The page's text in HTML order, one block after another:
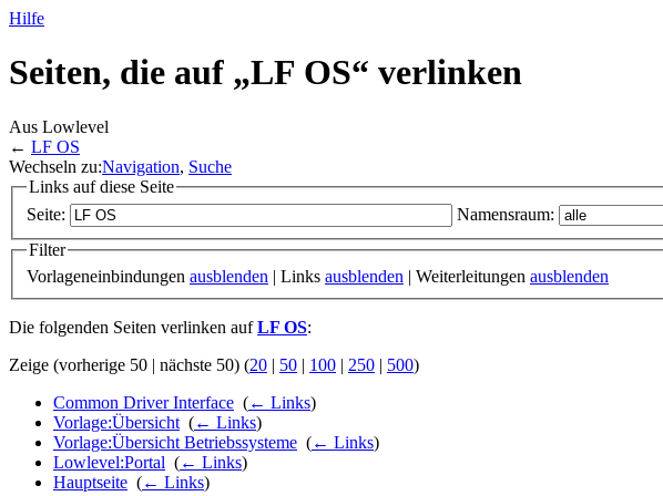
Hilfe
Seiten, die auf „LF OS“ verlinken
Aus Lowlevel
← LF OS
Wechseln zu:Navigation, Suche
Links auf diese Seite
Seite:
Namensraum:
Filter
Vorlageneinbindungen ausblenden | Links ausblenden | Weiterleitungen ausblenden
Die folgenden Seiten verlinken aufLF OS:
Zeige (vorherige 50 | nächste 50) (20 | 50 | 100 | 250 | 500)
Common Driver Interface (← Links)
Vorlage:Übersicht (← Links)
Vorlage:Übersicht Betriebssysteme (← Links)
Lowlevel:Portal (← Links)
Hauptseite (← Links)